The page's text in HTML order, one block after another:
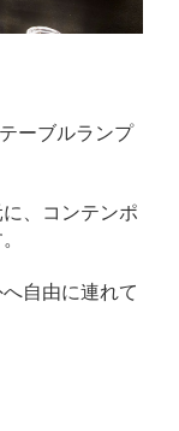
ーブルランプ
、コンテンポ
自由に連れて